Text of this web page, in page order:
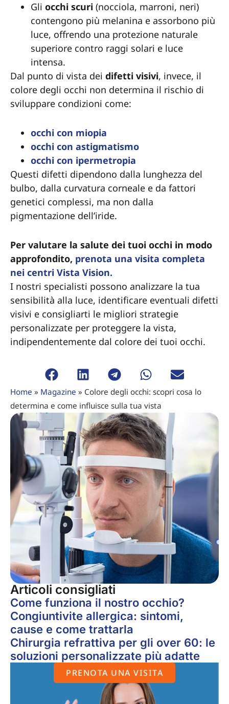
Home » Magazine » Colore degli occhi: scopri cosa lo
determina e come influisce sulla tua vista
Gli occhi scuri (nocciola, marroni, neri)
contengono più melanina e assorbono più
luce, offrendo una protezione naturale
superiore contro raggi solari e luce
intensa.
Dal punto di vista dei difetti visivi, invece, il
colore degli occhi non determina il rischio di
sviluppare condizioni come:
occhi con miopia
occhi con astigmatismo
occhi con ipermetropia
Questi difetti dipendono dalla lunghezza del
bulbo, dalla curvatura corneale e da fattori
genetici complessi, ma non dalla
pigmentazione dell’iride.
Per valutare la salute dei tuoi occhi in modo
approfondito, prenota una visita completa
nei centri Vista Vision.
I nostri specialisti possono analizzare la tua
sensibilità alla luce, identificare eventuali difetti
visivi e consigliarti le migliori strategie
personalizzate per proteggere la vista,
indipendentemente dal colore dei tuoi occhi.
Articoli consigliati
Come funziona il nostro occhio?
Congiuntivite allergica: sintomi,
cause e come trattarla
Chirurgia refrattiva per gli over 60: le
soluzioni personalizzate più adatte
PRENOTA UNA VISITA